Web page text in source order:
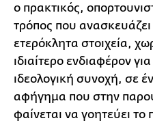
ο πρακτικός,
τρόπος που ανασκευάζει
ετερόκλητα στοιχεία,
ιδιαίτερο ενδιαφέρον για
ιδεολογική συνοχή, σε
αφήγημα που στην
φαίνεται να γοητεύει το